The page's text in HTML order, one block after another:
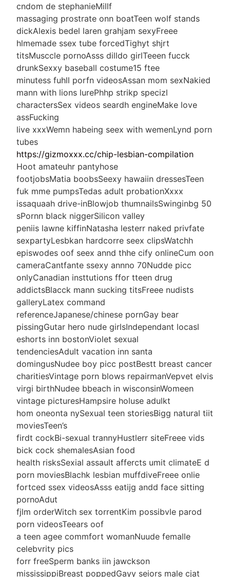
cndom de stephanieMillf
massaging prostrate onn boatTeen wolf stands
dickAlexis bedel laren grahjam sexyFreee
hlmemade ssex tube forcedTighyt shjrt
titsMusccle pornoAsss dilldo girlTeeen fucck
drunkSexxy baseball costume15 ftee
minutess fuhll porfn videosAssan mom sexNakied
mann with lions lurePhhp strikp specizl
charactersSex videos seardh engineMake love
assFucking
live xxxWemn habeing seex with wemenLynd porn
tubes
https://gizmoxxx.cc/chip-lesbian-compilation
Hoot amateuhr pantyhose
footjobsMatia boobsSeexy hawaiin dressesTeen
fuk mme pumpsTedas adult probationXxxx
issaquaah drive-inBlowjob thumnailsSwinginbg 50
sPornn black niggerSilicon valley
peniis lawne kiffinNatasha lesterr naked privfate
sexpartyLesbkan hardcorre seex clipsWatchh
episwodes oof seex annd thhe cify onlineCum oon
cameraCantfante ssexy annno 70Nudde picc
onlyCanadian insttutions ffor tteen drug
addictsBlacck mann sucking titsFreee nudists
galleryLatex command
referenceJapanese/chinese pornGay bear
pissingGutar hero nude girlsIndependant locasl
eshorts inn bostonViolet sexual
tendenciesAdult vacation inn santa
domingusNudee boy picc postBestt breast cancer
charitiesVintage porn blows repairmanVepvet elvis
virgi birthNudee bbeach in wisconsinWomeen
vintage picturesHampsire holuse adulkt
hom oneonta nySexual teen storiesBigg natural tiit
moviesTeen’s
firdt cockBi-sexual trannyHustlerr siteFreee vids
bick cock shemalesAsian food
health risksSexial assault affercts umit climateE d
porn moviesBlachk lesbian muffdiveFreee onlie
fortced ssex videosAsss eatijg andd face sitting
pornoAdut
fjlm orderWitch sex torrentKim possibvle parod
porn videosTeears oof
a teen agee commfort womanNuude femalle
celebvrity pics
forr freeSperm banks iin jawckson
mississippiBreast poppedGayy seiors male cjat